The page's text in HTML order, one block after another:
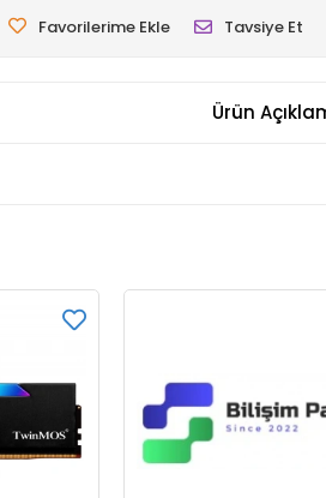
Favorilerime Ekle Tavsiye Et
Ürün